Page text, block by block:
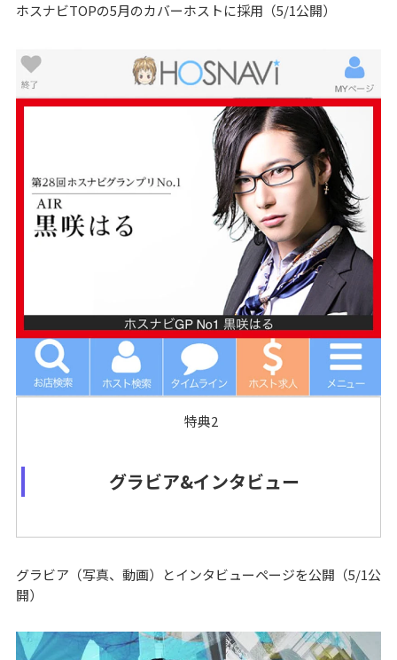
ホスナビTOPの5月のカバーホストに採用（5/1公開）
特典2
グラビア&インタビュー
グラビア（写真、動画）とインタビューページを公開（5/1公
開）